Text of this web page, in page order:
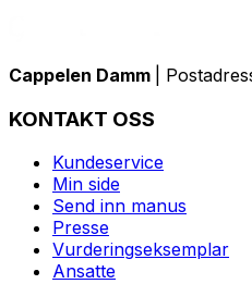
Cappelen Damm |
KONTAKT OSS
Kundeservice
Min side
Send inn manus
Presse
Vurderingseksemplar
Ansatte